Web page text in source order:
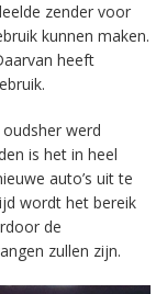
zender voor
kunnen maken.
heeft
werd
is het in heel
auto’s uit te
wordt het bereik
de
zullen zijn.